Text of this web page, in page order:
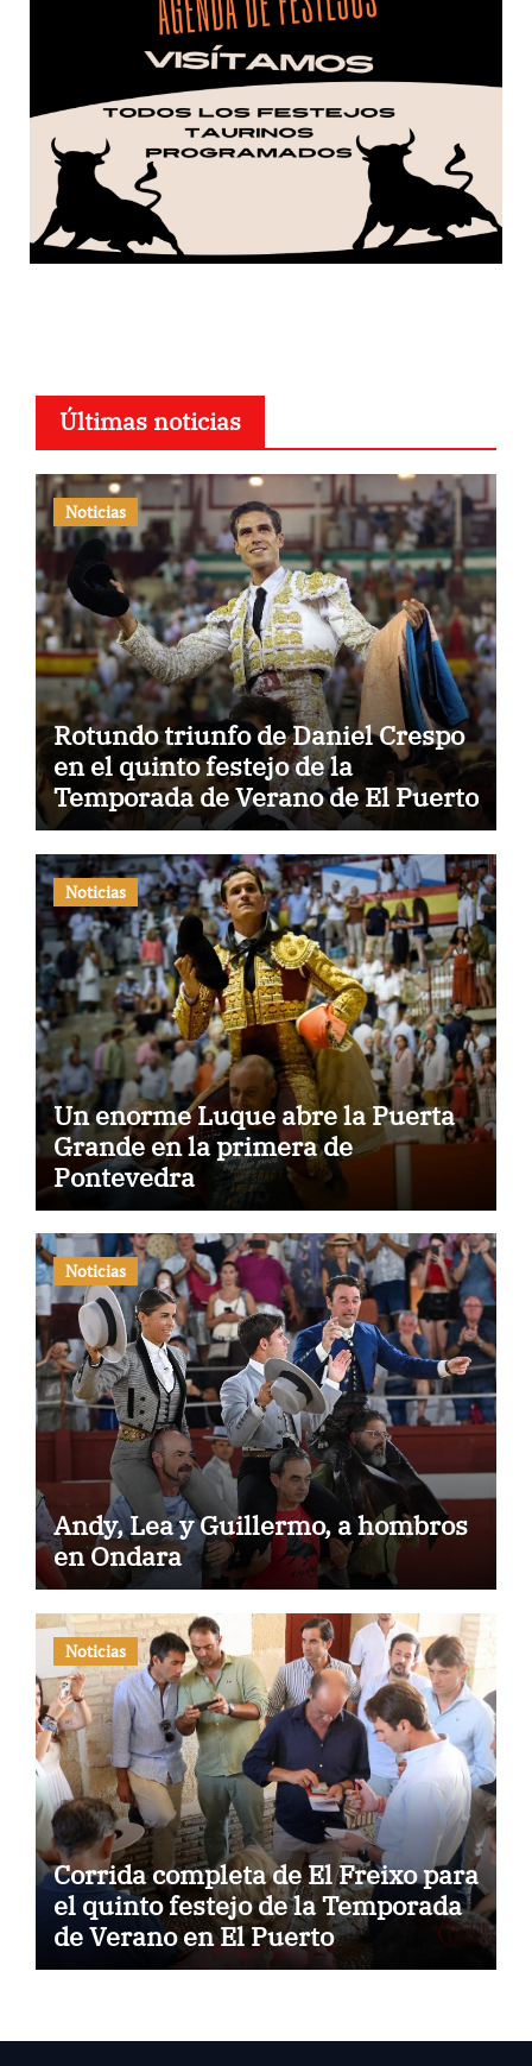
Últimas noticias
Noticias
Rotundo triunfo de Daniel Crespo
en el quinto festejo de la
Temporada de Verano de El Puerto
Noticias
Un enorme Luque abre la Puerta
Grande en la primera de
Pontevedra
Noticias
Andy, Lea y Guillermo, a hombros
en Ondara
Noticias
Corrida completa de El Freixo para
el quinto festejo de la Temporada
de Verano en El Puerto